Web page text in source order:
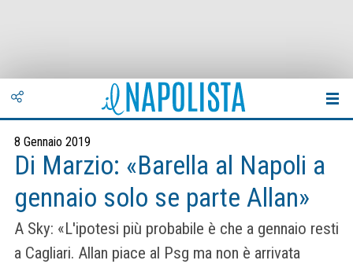
8 Gennaio 2019
Di Marzio: «Barella al Napoli a
gennaio solo se parte Allan»
A Sky: «L'ipotesi più probabile è che a gennaio resti
a Cagliari. Allan piace al Psg ma non è arrivata